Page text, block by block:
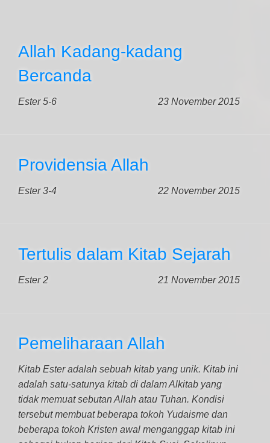
Allah Kadang-kadang
Bercanda
Ester 5-6 23 November 2015
Providensia Allah
Ester 3-4 22 November 2015
Tertulis dalam Kitab Sejarah
Ester 2 21 November 2015
Pemeliharaan Allah
Kitab Ester adalah sebuah kitab yang unik. Kitab ini
adalah satu-satunya kitab di dalam Alkitab yang
tidak memuat sebutan Allah atau Tuhan. Kondisi
tersebut membuat beberapa tokoh Yudaisme dan
beberapa tokoh Kristen awal menganggap kitab ini